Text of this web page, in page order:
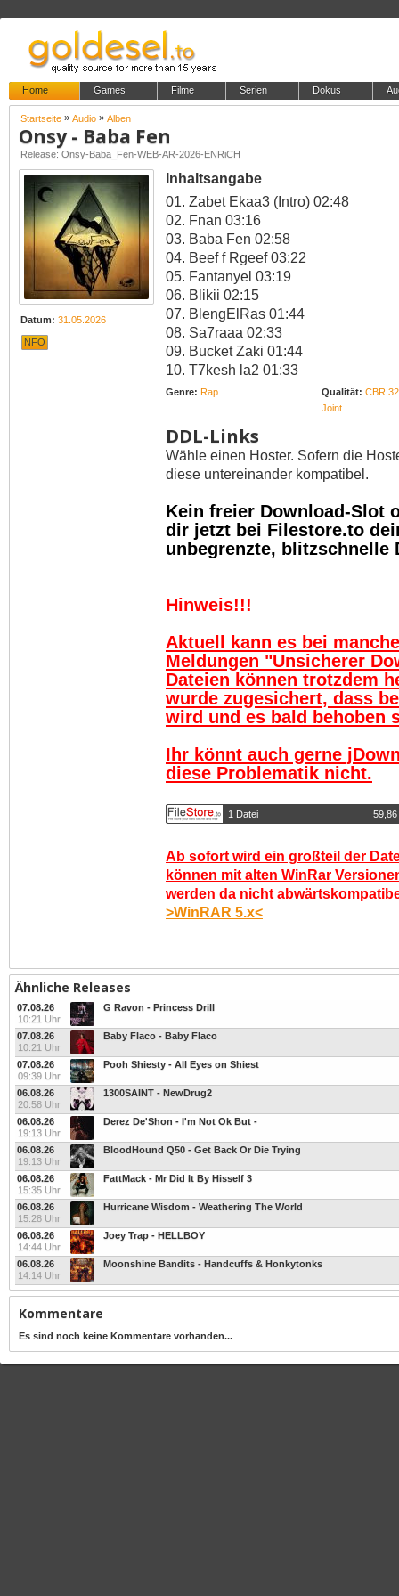
Home Games Filme Serien Dokus
Startseite » Audio » Alben
Onsy - Baba Fen
Release: Onsy-Baba_Fen-WEB-AR-2026-ENRiCH
Datum: 31.05.2026
NFO
Inhaltsangabe
01. Zabet Ekaa3 (Intro) 02:48
02. Fnan 03:16
03. Baba Fen 02:58
04. Beef f Rgeef 03:22
05. Fantanyel 03:19
06. Blikii 02:15
07. BlengElRas 01:44
08. Sa7raaa 02:33
09. Bucket Zaki 01:44
10. T7kesh la2 01:33
Genre: Rap Qualität: CBR
Joint
DDL-Links
Wähle einen Hoster. Sofern die
diese untereinander kompatibel.
Kein freier Download-Slot
dir jetzt bei Filestore.to
unbegrenzte, blitzschnelle
Hinweis!!!
Aktuell kann es bei
Meldungen "Unsicherer
Dateien können trotzdem
wurde zugesichert, dass
wird und es bald behoben
Ihr könnt auch gerne
diese Problematik nicht.
1 Datei 59,86
Ab sofort wird ein großteil der
können mit alten WinRar
werden da nicht
>WinRAR 5.x<
Ähnliche Releases
07.08.26
10:21 Uhr
G Ravon - Princess Drill
07.08.26
10:21 Uhr
Baby Flaco - Baby Flaco
07.08.26
09:39 Uhr
Pooh Shiesty - All Eyes on Shiest
06.08.26
20:58 Uhr
1300SAINT - NewDrug2
06.08.26
19:13 Uhr
Derez De'Shon - I'm Not Ok But -
06.08.26
19:13 Uhr
BloodHound Q50 - Get Back Or Die Trying
06.08.26
15:35 Uhr
FattMack - Mr Did It By Hisself 3
06.08.26
15:28 Uhr
Hurricane Wisdom - Weathering The World
06.08.26
14:44 Uhr
Joey Trap - HELLBOY
06.08.26
14:14 Uhr
Moonshine Bandits - Handcuffs & Honkytonks
Kommentare
Es sind noch keine Kommentare vorhanden...